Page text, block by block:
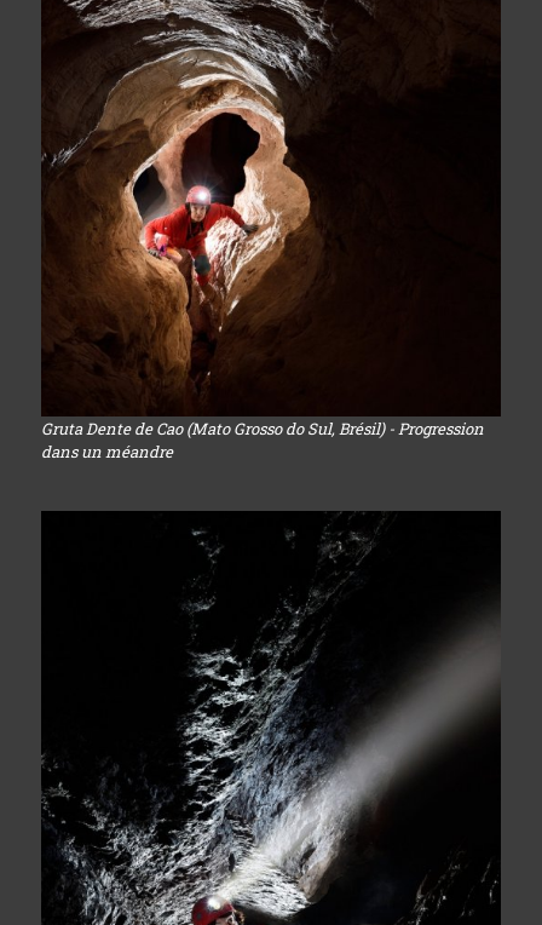
Gruta Dente de Cao (Mato Grosso do Sul, Brésil) - Progression
dans un méandre